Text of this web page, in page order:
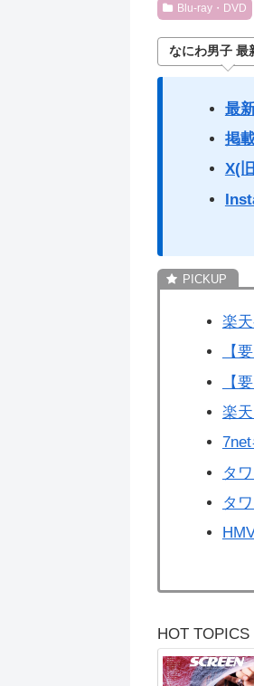
Blu-ray・DVD
なにわ男子 最
最
掲
X(
楽
【
【
楽
タ
タ
HOT TOPICS